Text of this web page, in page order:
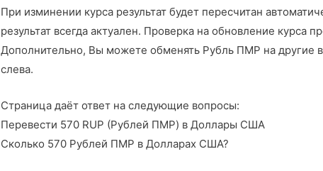
При изминении курса результат будет пересчитан
результат всегда актуален. Проверка на обновление курса
Дополнительно, Вы можете обменять Рубль ПМР на другие
слева.
Страница даёт ответ на следующие вопросы:
Перевести 570 RUP (Рублей ПМР) в Доллары США
Сколько 570 Рублей ПМР в Долларах США?